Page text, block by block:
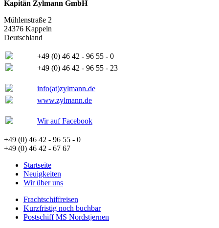
Kapitän Zylmann GmbH
Mühlenstraße 2
24376 Kappeln
Deutschland
+49 (0) 46 42 - 96 55 - 0
+49 (0) 46 42 - 96 55 - 23
info(at)zylmann.de
www.zylmann.de
Wir auf Facebook
+49 (0) 46 42 - 96 55 - 0
+49 (0) 46 42 - 67 67
Startseite
Neuigkeiten
Wir über uns
Frachtschiffreisen
Kurzfristig noch buchbar
Postschiff MS Nordstjernen